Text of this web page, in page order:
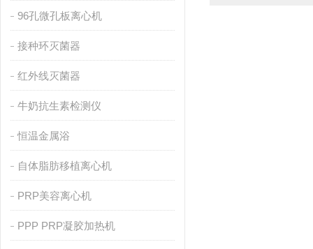
96孔微孔板离心机
接种环灭菌器
红外线灭菌器
牛奶抗生素检测仪
恒温金属浴
自体脂肪移植离心机
PRP美容离心机
PPP PRP凝胶加热机